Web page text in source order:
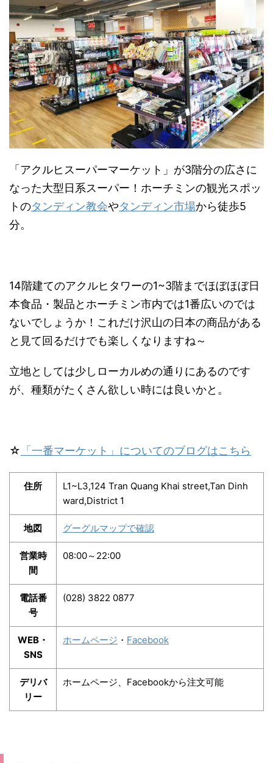
「アクルヒスーパーマーケット」が3階分の広さに
なった大型日系スーパー！ホーチミンの観光スポッ
トのタンディン教会やタンディン市場から徒歩5
分。
14階建てのアクルヒタワーの1~3階までほぼほぼ日
本食品・製品とホーチミン市内では1番広いのでは
ないでしょうか！これだけ沢山の日本の商品がある
と見て回るだけでも楽しくなりますね～
立地としては少しローカルめの通りにあるのです
が、種類がたくさん欲しい時には良いかと。
☆ 「一番マーケット」についてのブログはこちら
住所
L1~L3,124 Tran Quang Khai street,Tan Dinh
ward,District 1
地図 グーグルマップで確認
営業時
間
08:00～22:00
電話番
号
(028) 3822 0877
WEB・
SNS
ホームページ ・ Facebook
デリバ
リー
ホームページ、Facebookから注文可能